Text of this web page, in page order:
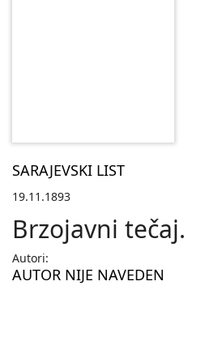
SARAJEVSKI LIST
19.11.1893
Brzojavni tečaj.
Autori:
AUTOR NIJE NAVEDEN